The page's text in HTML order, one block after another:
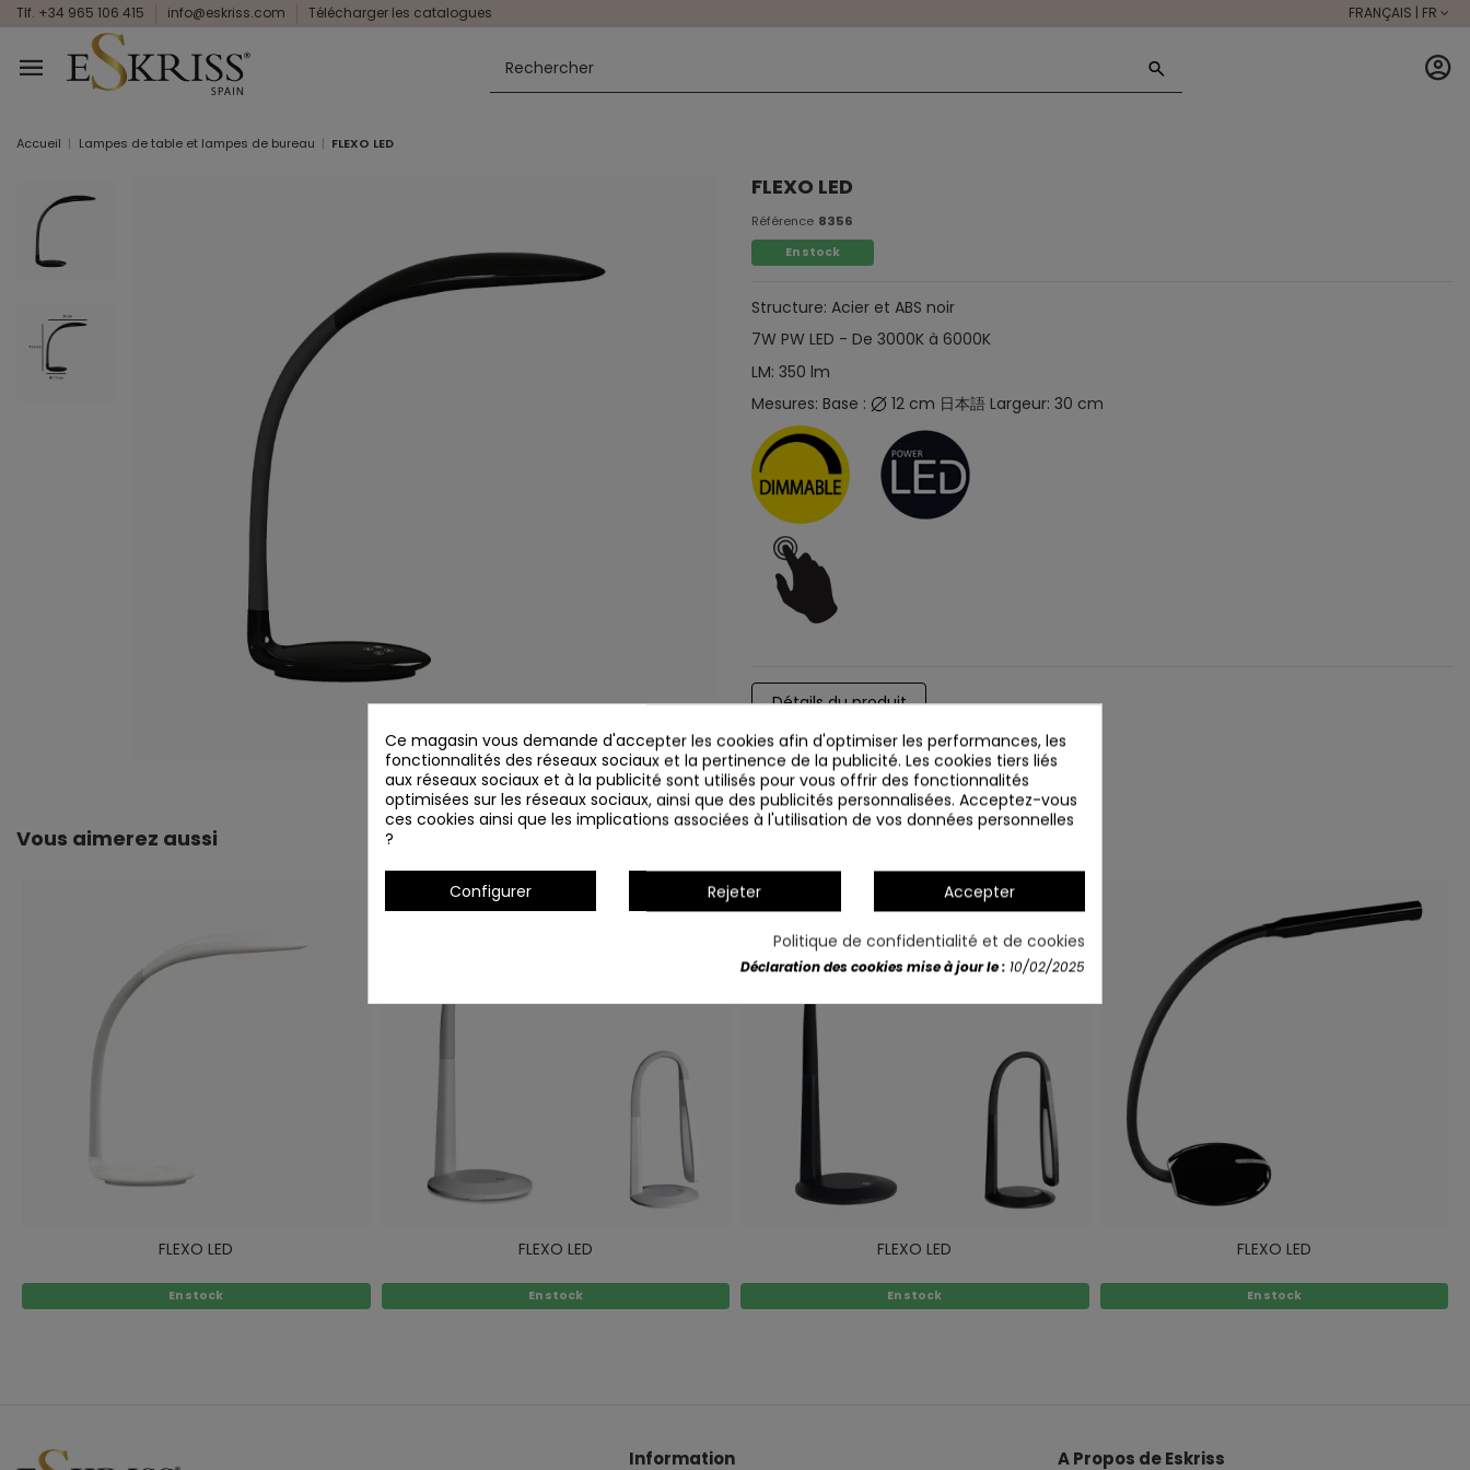
Tlf. +34 965 106 415 info@eskriss.com Télécharger les catalogues FRANÇAIS | FR
Accueil Lampes de table et lampes de bureau FLEXO LED
FLEXO LED
Référence 8356
En stock
Structure: Acier et ABS noir
7W PW LED - De 3000K à 6000K
LM: 350 lm
Mesures: Base :
12 cm 日本語 Largeur: 30 cm
Détails du produit
Vous aimerez aussi
FLEXO LED
En stock
FLEXO LED
En stock
FLEXO LED
En stock
FLEXO LED
En stock
Information A Propos de Eskriss
Ce magasin vous demande d'accepter les cookies afin d'optimiser les performances, les
fonctionnalités des réseaux sociaux et la pertinence de la publicité. Les cookies tiers liés
aux réseaux sociaux et à la publicité sont utilisés pour vous offrir des fonctionnalités
optimisées sur les réseaux sociaux, ainsi que des publicités personnalisées. Acceptez-vous
ces cookies ainsi que les implications associées à l'utilisation de vos données personnelles
?
Configurer Rejeter Accepter
Politique de confidentialité et de cookies
Déclaration des cookies mise à jour le : 10/02/2025